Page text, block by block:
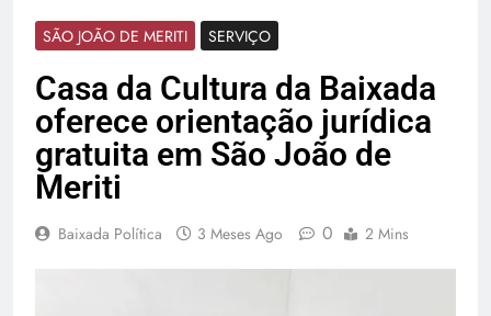
SÃO JOÃO DE MERITI SERVIÇO
Casa da Cultura da Baixada
oferece orientação jurídica
gratuita em São João de
Meriti
Baixada Política 3 Meses Ago 0 2 Mins